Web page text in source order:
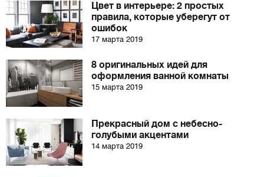
Цвет в интерьере: 2 простых
правила, которые уберегут от
ошибок
17 марта 2019
8 оригинальных идей для
оформления ванной комнаты
15 марта 2019
Прекрасный дом с небесно-
голубыми акцентами
14 марта 2019